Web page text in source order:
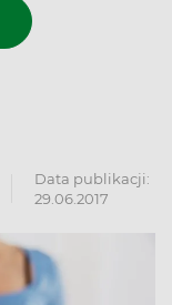
Data publikacji:
29.06.2017